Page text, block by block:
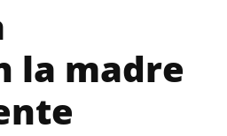
la madre